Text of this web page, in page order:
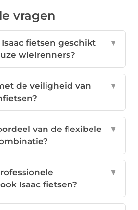
vragen
fietsen geschikt
wielrenners?
▼
de veiligheid van
▼
van de flexibele
▼
Isaac fietsen?
▼